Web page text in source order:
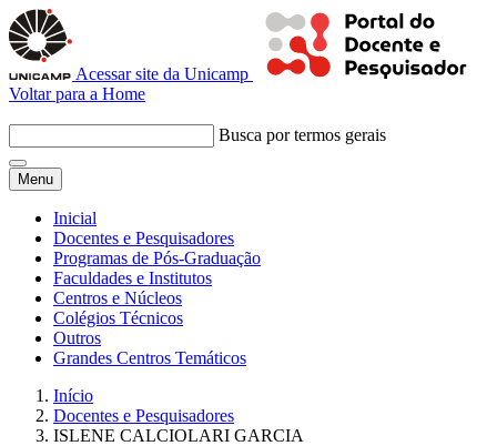
Acessar site da Unicamp
Voltar para a Home
Busca por termos gerais
Menu
Inicial
Docentes e Pesquisadores
Programas de Pós-Graduação
Faculdades e Institutos
Centros e Núcleos
Colégios Técnicos
Outros
Grandes Centros Temáticos
Início
Docentes e Pesquisadores
ISLENE CALCIOLARI GARCIA